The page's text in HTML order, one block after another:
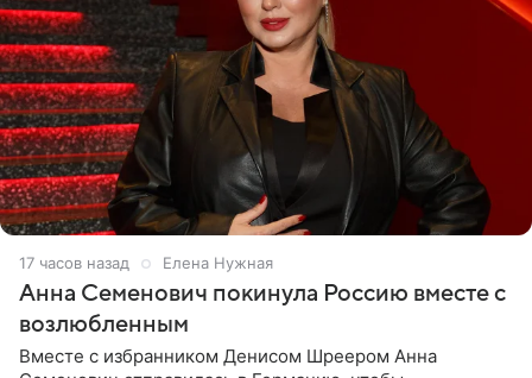
17 часов назад Елена Нужная
Анна Семенович покинула Россию вместе с
возлюбленным
Вместе с избранником Денисом Шреером Анна